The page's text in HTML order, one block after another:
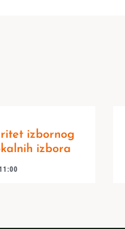
izbornog
izbora